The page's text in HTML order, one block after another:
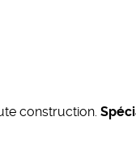
construction.